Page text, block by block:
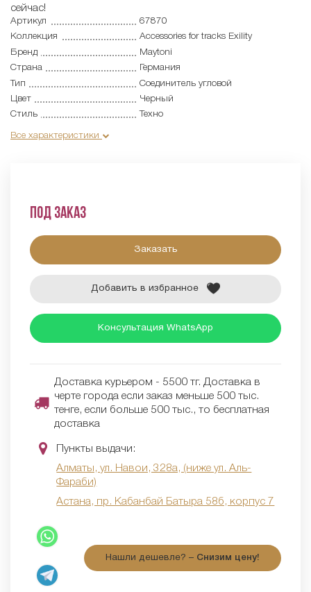
сейчас!
Артикул
67870
Коллекция
Accessories for tracks Exility
Бренд
Maytoni
Страна
Германия
Тип
Соединитель угловой
Цвет
Черный
Стиль
Техно
Все характеристики
Под заказ
Заказать
Добавить в избранное
Консультация WhatsApp
Доставка курьером - 5500 тг. Доставка в
черте города если заказ меньше 500 тыс.
тенге, если больше 500 тыс., то бесплатная
доставка
Пункты выдачи:
Алматы, ул. Навои, 328а, (ниже ул. Аль-
Фараби)
Астана, пр. Кабанбай Батыра 58б, корпус 7
Нашли дешевле? – Снизим цену!